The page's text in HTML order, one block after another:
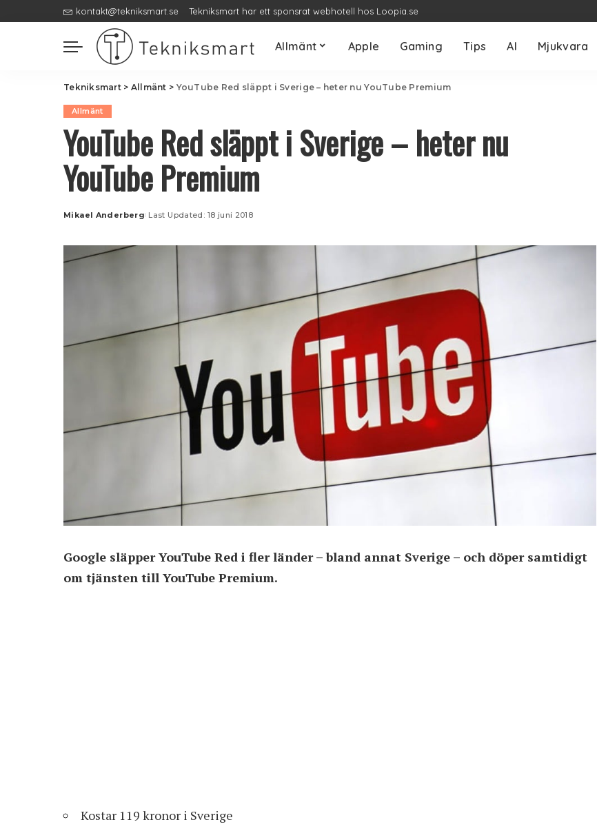
kontakt@tekniksmart.se Tekniksmart har ett sponsrat webhotell hos Loopia.se
Allmänt Apple Gaming Tips AI Mjukvara
Tekniksmart> Allmänt > YouTube Red släppt i Sverige – heter nu YouTube Premium
Allmänt
YouTube Red släppt i Sverige – heter nu
YouTube Premium
Posted
Mikael Anderberg Last Updated: 18 juni 2018
Google släpper YouTube Red i fler länder – bland annat Sverige – och döper samtidigt
om tjänsten till YouTube Premium.
Kostar 119 kronor i Sverige